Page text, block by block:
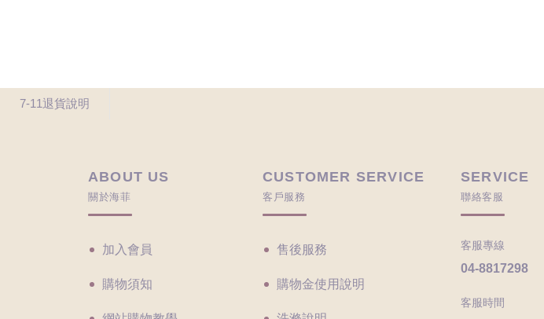
7-11退貨說明
ABOUT US
關於海菲
加入會員
購物須知
CUSTOMER SERVICE
客戶服務
售後服務
購物金使用說明
SERVICE
聯絡客服
客服專線
04-8817298
客服時間